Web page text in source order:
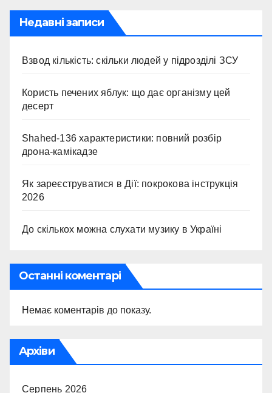
Недавні записи
Взвод кількість: скільки людей у підрозділі ЗСУ
Користь печених яблук: що дає організму цей
десерт
Shahed-136 характеристики: повний розбір
дрона-камікадзе
Як зареєструватися в Дії: покрокова інструкція
2026
До скількох можна слухати музику в Україні
Останні коментарі
Немає коментарів до показу.
Архіви
Серпень 2026